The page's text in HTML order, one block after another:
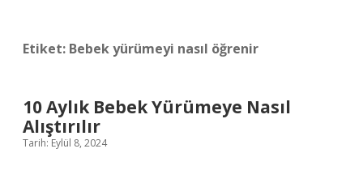
Etiket: Bebek yürümeyi nasıl öğrenir
10 Aylık Bebek Yürümeye Nasıl
Alıştırılır
Tarih: Eylül 8, 2024